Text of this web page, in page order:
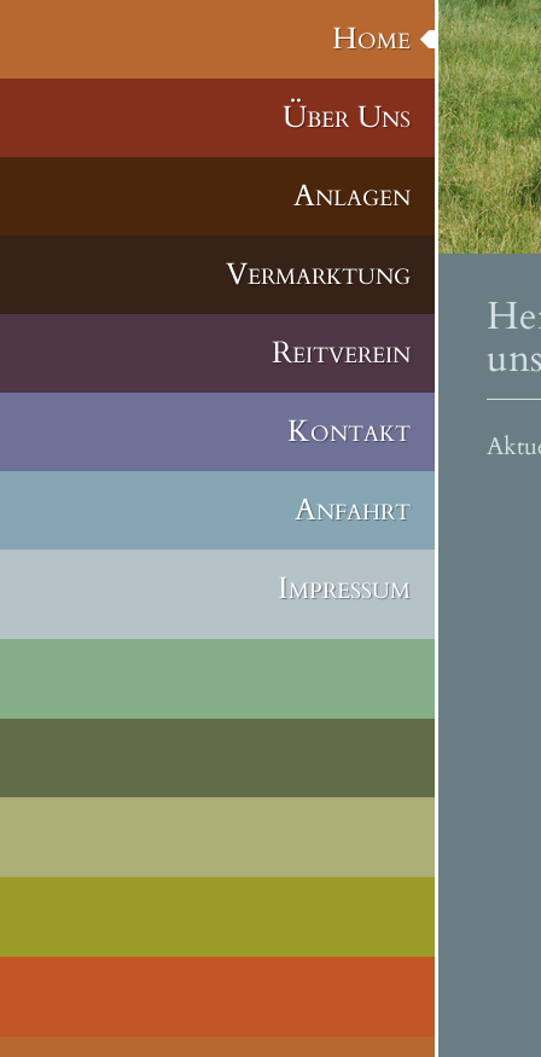
Home
Über Uns
Anlagen
Vermarktung
Reitverein
Kontakt
Anfahrt
Impressum